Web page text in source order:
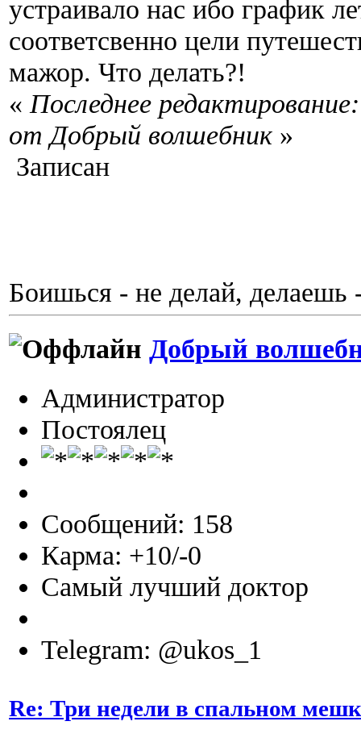
устраивало нас ибо график
соответсвенно цели
мажор. Что делать?!
« Последнее
от Добрый волшебник »
Записан
Боишься - не делай, делаешь
Добрый
Администратор
Постоялец
Сообщений: 158
Карма: +10/-0
Самый лучший доктор
Telegram: @ukos_1
Re: Три недели в спальном